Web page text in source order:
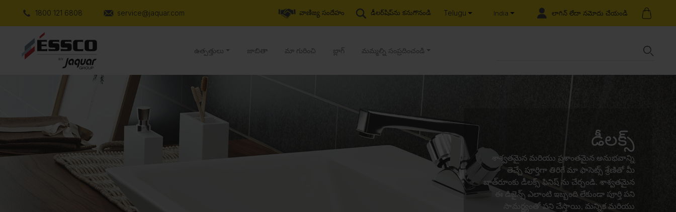
1800 121 6808 service@jaquar.com వాణిజ్య సందేహం డీలర్‌షిప్‌ను కనుగొనండి Telugu India లాగిన్ లేదా నమోదు చేయండి
ఉత్పత్తులు జాబితా మా గురించి బ్లాగ్ మమ్మల్ని సంప్రదించండి
డీలక్స్
శాశ్వతమైన మరియు ప్రశాంతమైన అనుభవాన్ని
తెచ్చే పూర్తిగా తిరిగే మా ఫాసెట్స్ శ్రేణితో మీ
బాత్‌రూంకు డీలక్స్ ఫినిష్ ను చేర్చండి. శాశ్వతమైన
ఈ డిజైన్స్ ఎలాంటి ఇబ్బంది లేకుండా పూర్తి పని
సామర్థ్యంతో పని చేస్తాయి, మన్నిక మరియు